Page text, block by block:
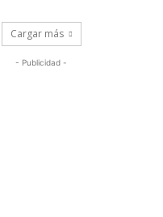
Cargar más
- Publicidad -